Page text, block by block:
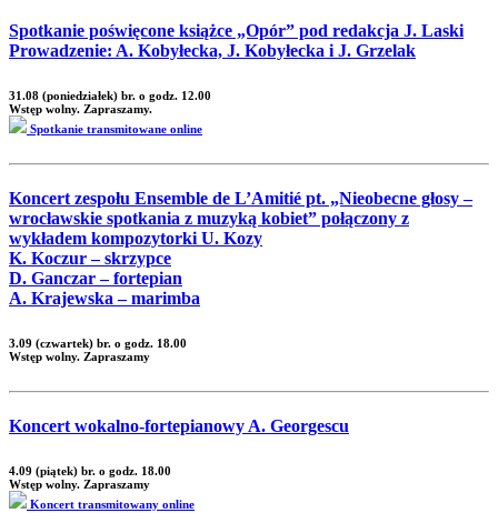
Spotkanie poświęcone książce „Opór” pod redakcja J. Laski
Prowadzenie: A. Kobyłecka, J. Kobyłecka i J. Grzelak
31.08 (poniedziałek) br. o godz. 12.00
Wstęp wolny. Zapraszamy.
Spotkanie transmitowane online
Koncert zespołu Ensemble de L’Amitié pt. „Nieobecne głosy –
wrocławskie spotkania z muzyką kobiet” połączony z
wykładem kompozytorki U. Kozy
K. Koczur – skrzypce
D. Ganczar – fortepian
A. Krajewska – marimba
3.09 (czwartek) br. o godz. 18.00
Wstęp wolny. Zapraszamy
Koncert wokalno-fortepianowy A. Georgescu
4.09 (piątek) br. o godz. 18.00
Wstęp wolny. Zapraszamy
Koncert transmitowany online